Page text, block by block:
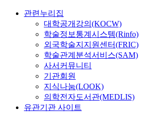
관련누리집
대학공개강의(KOCW)
학술정보통계시스템(Rinfo)
외국학술지지원센터(FRIC)
학술관계분석서비스(SAM)
사서커뮤니티
기관회원
지식나눔(LOOK)
의학전자도서관(MEDLIS)
유관기관 사이트